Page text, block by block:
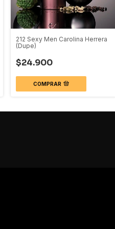
212 Sexy Men Carolina Herrera
(Dupe)
$24.900
COMPRAR